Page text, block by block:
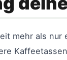
mehr als nur